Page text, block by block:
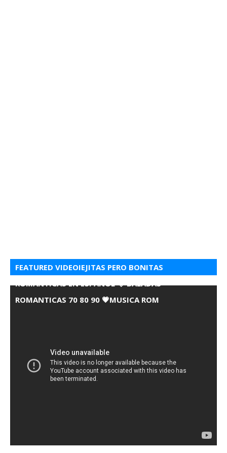
FEATURED VIDEOIEJITAS PERO BONITAS
ROMANTICAS EN ESPANOL 💘 BALADAS
ROMANTICAS 70 80 90 💗MUSICA ROM